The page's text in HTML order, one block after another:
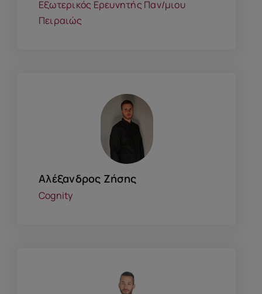
Εξωτερικός Ερευνητής Παν/μιου
Πειραιώς
Αλέξανδρος Ζήσης
Cognity